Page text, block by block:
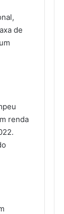
de
renda